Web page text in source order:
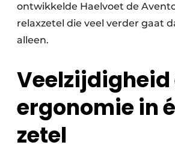
ontwikkelde Haelvoet de
relaxzetel die veel verder gaat
alleen.
Veelzijdigheid
ergonomie in
zetel